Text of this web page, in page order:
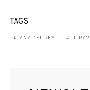
TAGS
LANA DEL REY